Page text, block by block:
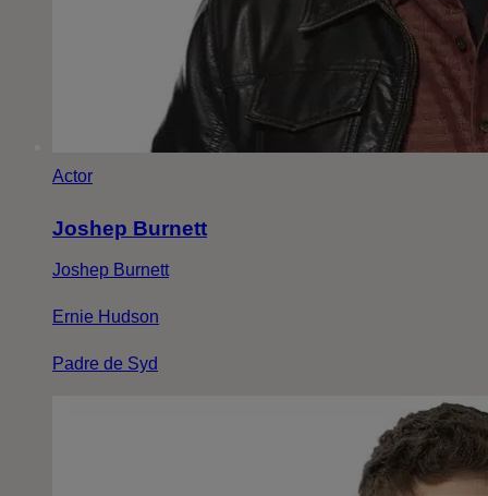
Actor
Joshep Burnett
Joshep Burnett
Ernie Hudson
Padre de Syd